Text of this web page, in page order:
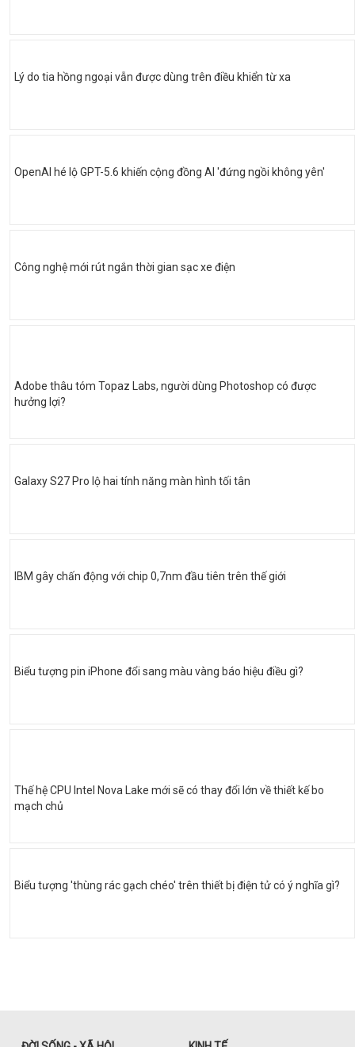
Lý do tia hồng ngoại vẫn được dùng trên điều khiển từ xa
OpenAI hé lộ GPT-5.6 khiến cộng đồng AI 'đứng ngồi không yên'
Công nghệ mới rút ngắn thời gian sạc xe điện
Adobe thâu tóm Topaz Labs, người dùng Photoshop có được
hưởng lợi?
Galaxy S27 Pro lộ hai tính năng màn hình tối tân
IBM gây chấn động với chip 0,7nm đầu tiên trên thế giới
Biểu tượng pin iPhone đổi sang màu vàng báo hiệu điều gì?
Thế hệ CPU Intel Nova Lake mới sẽ có thay đổi lớn về thiết kế bo
mạch chủ
Biểu tượng 'thùng rác gạch chéo' trên thiết bị điện tử có ý nghĩa gì?